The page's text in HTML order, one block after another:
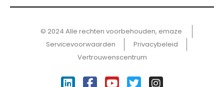
© 2024 Alle rechten voorbehouden, emaze ​
Servicevoorwaarden
Privacybeleid
Vertrouwenscentrum